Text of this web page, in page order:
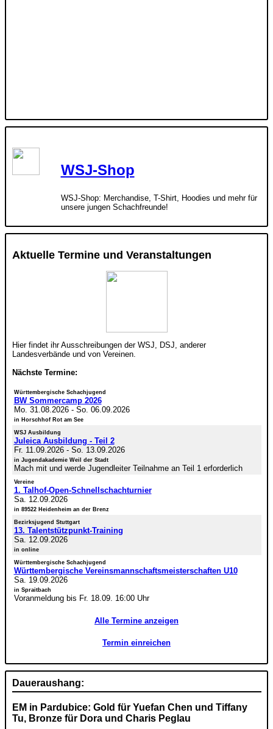
WSJ-Shop
WSJ-Shop: Merchandise, T-Shirt, Hoodies und mehr für
unsere jungen Schachfreunde!
Aktuelle Termine und Veranstaltungen
Hier findet ihr Ausschreibungen der WSJ, DSJ, anderer
Landesverbände und von Vereinen.
Nächste Termine:
Württembergische Schachjugend
BW Sommercamp 2026
Mo. 31.08.2026- So. 06.09.2026
in Horschhof Rot am See
WSJ Ausbildung
Juleica Ausbildung - Teil 2
Fr. 11.09.2026- So. 13.09.2026
in Jugendakademie Weil der Stadt
Mach mit und werde Jugendleiter Teilnahme an Teil 1 erforderlich
Vereine
1. Talhof-Open-Schnellschachturnier
Sa. 12.09.2026
in 89522 Heidenheim an der Brenz
Bezirksjugend Stuttgart
13. Talentstützpunkt-Training
Sa. 12.09.2026
in online
Württembergische Schachjugend
Württembergische Vereinsmannschaftsmeisterschaften U10
Sa. 19.09.2026
in Spraitbach
Voranmeldung bis Fr. 18.09. 16:00 Uhr
Alle Termine anzeigen
Termin einreichen
Daueraushang:
EM in Pardubice: Gold für Yuefan Chen und Tiffany
Tu, Bronze für Dora und Charis Peglau